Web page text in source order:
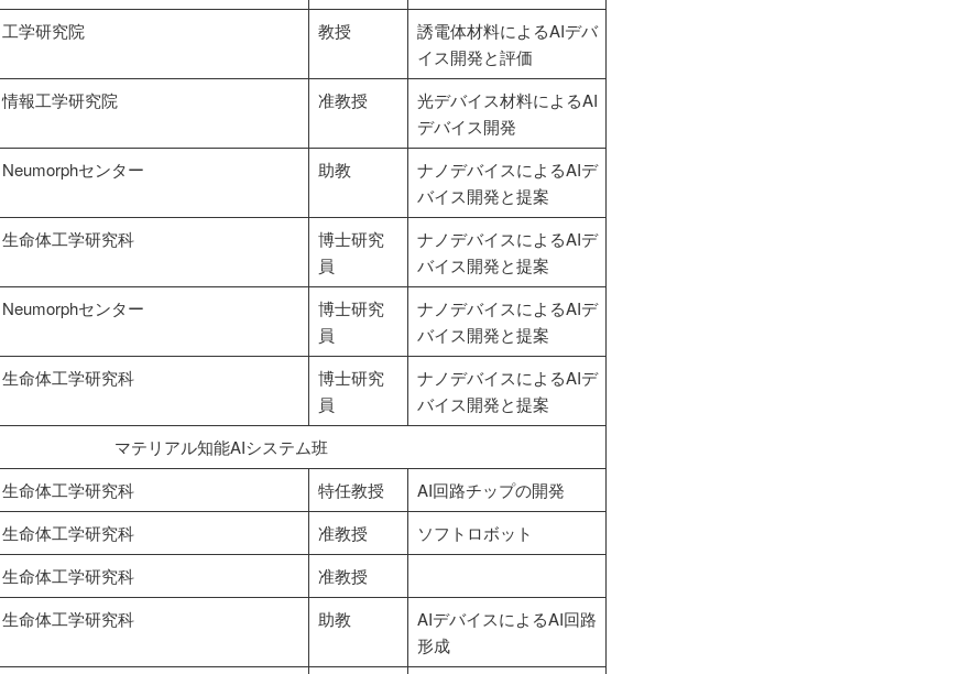
工学研究院 教授
誘電体材料によるAIデバ
イス開発と評価
情報工学研究院 准教授
光デバイス材料によるAI
デバイス開発
Neumorphセンター 助教
ナノデバイスによるAIデ
バイス開発と提案
生命体工学研究科
博士研究
員
ナノデバイスによるAIデ
バイス開発と提案
Neumorphセンター
博士研究
員
ナノデバイスによるAIデ
バイス開発と提案
生命体工学研究科
博士研究
員
ナノデバイスによるAIデ
バイス開発と提案
マテリアル知能AIシステム班
生命体工学研究科 特任教授
AI回路チップの開発
生命体工学研究科 准教授
ソフトロボット
生命体工学研究科
准教授
生命体工学研究科 助教
AIデバイスによるAI回路
形成